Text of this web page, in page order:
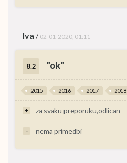
Iva / 02-01-2020, 01:11
8.2 "ok"
2015 2016 2017 2018
+ za svaku preporuku,odlican
- nema primedbi